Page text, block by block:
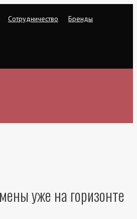
Сотрудничество
Бренды
уже на горизонте